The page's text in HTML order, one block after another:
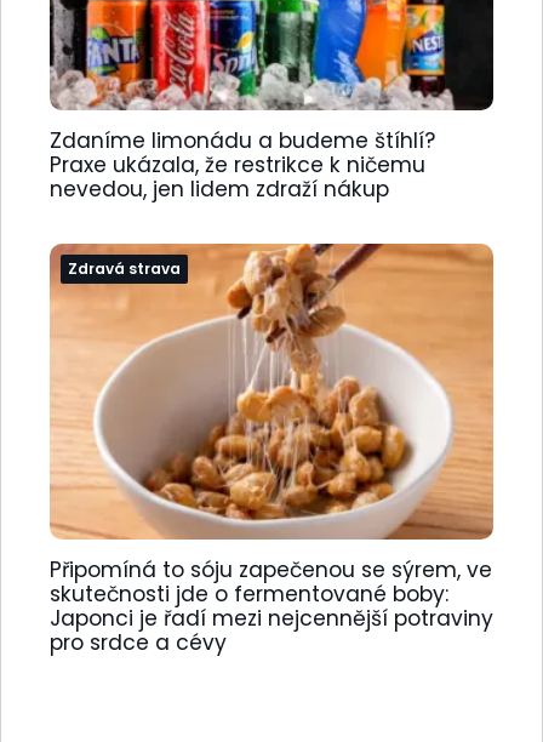
Zdaníme limonádu a budeme štíhlí?
Praxe ukázala, že restrikce k ničemu
nevedou, jen lidem zdraží nákup
Zdravá strava
Připomíná to sóju zapečenou se sýrem, ve
skutečnosti jde o fermentované boby:
Japonci je řadí mezi nejcennější potraviny
pro srdce a cévy